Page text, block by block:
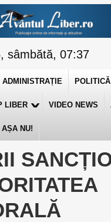
sâmbătă, 07:37
ADMINISTRAȚIE POLITICĂ
LIBER VIDEO NEWS
NU!